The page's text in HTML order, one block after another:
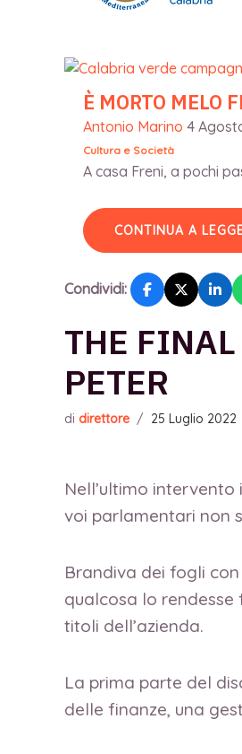
È MORTO MELO
Antonio Marino 4
Cultura e Società
A casa Freni, a pochi
CONTINUA A
Condividi:
THE
PETER
di direttore / 25 Luglio 2022
Nell’ultimo
voi parlamentari non
Brandiva dei fogli
qualcosa lo
titoli dell’azienda.
La prima parte del
delle finanze, una